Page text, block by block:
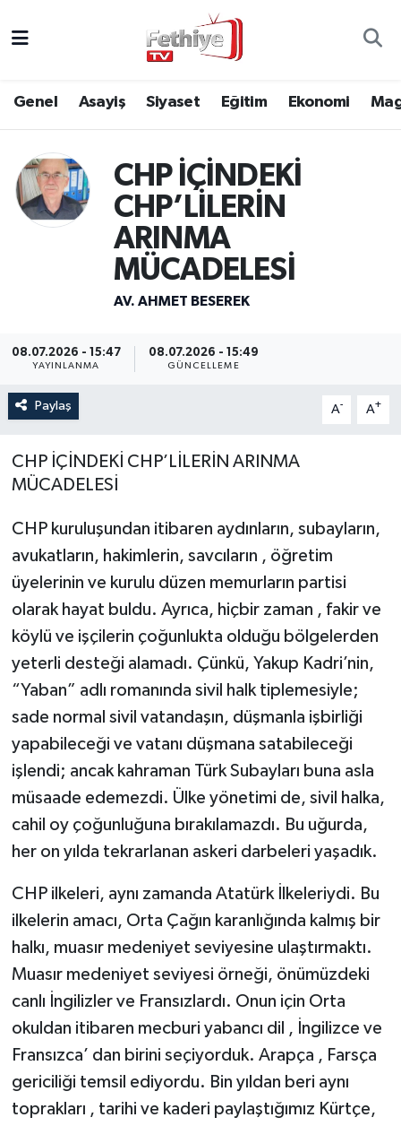
Genel Asayiş Siyaset Eğitim Ekonomi
CHP İÇİNDEKİ
CHP’LİLERİN
ARINMA
MÜCADELESİ
AV. AHMET BESEREK
08.07.2026 - 15:47
YAYINLANMA
08.07.2026 - 15:49
GÜNCELLEME
Paylaş A- A+
CHP İÇİNDEKİ CHP’LİLERİN ARINMA
MÜCADELESİ
CHP kuruluşundan itibaren aydınların, subayların,
avukatların, hakimlerin, savcıların , öğretim
üyelerinin ve kurulu düzen memurların partisi
olarak hayat buldu. Ayrıca, hiçbir zaman , fakir ve
köylü ve işçilerin çoğunlukta olduğu bölgelerden
yeterli desteği alamadı. Çünkü, Yakup Kadri’nin,
“Yaban” adlı romanında sivil halk tiplemesiyle;
sade normal sivil vatandaşın, düşmanla işbirliği
yapabileceği ve vatanı düşmana satabileceği
işlendi; ancak kahraman Türk Subayları buna asla
müsaade edemezdi. Ülke yönetimi de, sivil halka,
cahil oy çoğunluğuna bırakılamazdı. Bu uğurda,
her on yılda tekrarlanan askeri darbeleri yaşadık.
CHP ilkeleri, aynı zamanda Atatürk İlkeleriydi. Bu
ilkelerin amacı, Orta Çağın karanlığında kalmış bir
halkı, muasır medeniyet seviyesine ulaştırmaktı.
Muasır medeniyet seviyesi örneği, önümüzdeki
canlı İngilizler ve Fransızlardı. Onun için Orta
okuldan itibaren mecburi yabancı dil , İngilizce ve
Fransızca’ dan birini seçiyorduk. Arapça , Farsça
gericiliği temsil ediyordu. Bin yıldan beri aynı
toprakları , tarihi ve kaderi paylaştığımız Kürtçe,
Asayiş
Eğitim
Muğla Hava Durumu
Muğla Namaz Vakitleri
Muğla Trafik Yoğunluk Haritası
Süper Lig Puan Durumu ve Fikstür
Tüm Manşetler